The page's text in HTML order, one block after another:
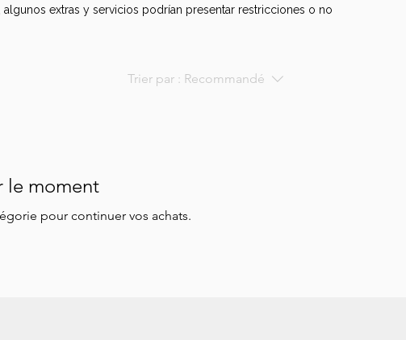
extras y servicios podrían presentar restricciones o no
Trier par : Recommandé
le moment
pour continuer vos achats.